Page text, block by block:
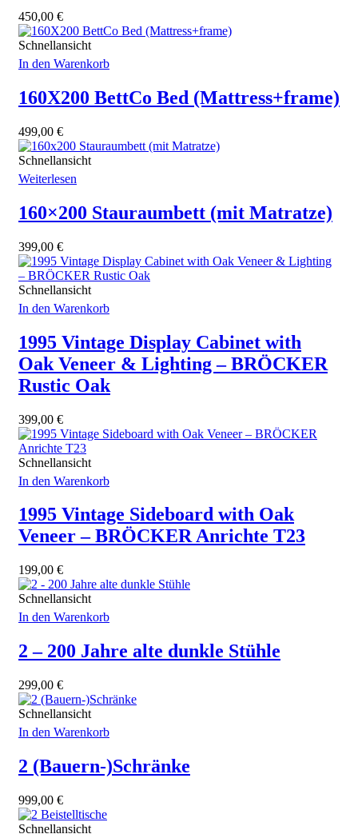
450,00 €
Schnellansicht
In den Warenkorb
160X200 BettCo Bed (Mattress+frame)
499,00 €
Schnellansicht
Weiterlesen
160×200 Stauraumbett (mit Matratze)
399,00 €
Schnellansicht
In den Warenkorb
1995 Vintage Display Cabinet with
Oak Veneer & Lighting – BRÖCKER
Rustic Oak
399,00 €
Schnellansicht
In den Warenkorb
1995 Vintage Sideboard with Oak
Veneer – BRÖCKER Anrichte T23
199,00 €
Schnellansicht
In den Warenkorb
2 – 200 Jahre alte dunkle Stühle
299,00 €
Schnellansicht
In den Warenkorb
2 (Bauern-)Schränke
999,00 €
Schnellansicht